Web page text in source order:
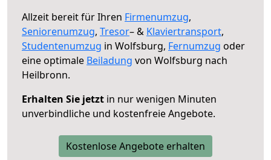
Allzeit bereit für Ihren Firmenumzug,
Seniorenumzug, Tresor– & Klaviertransport,
Studentenumzug in Wolfsburg, Fernumzug oder
eine optimale Beiladung von Wolfsburg nach
Heilbronn.
Erhalten Sie jetzt in nur wenigen Minuten
unverbindliche und kostenfreie Angebote.
Kostenlose Angebote erhalten